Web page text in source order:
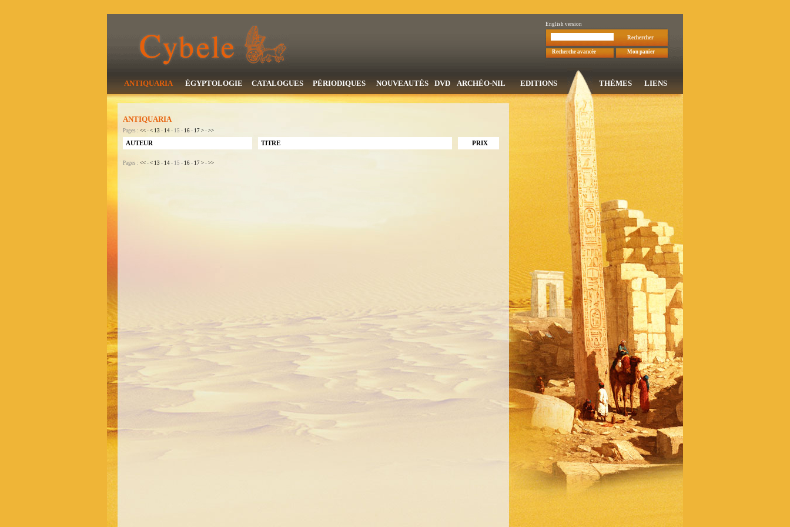
English version
Rechercher
Recherche avancée Mon panier
ANTIQUARIA ÉGYPTOLOGIE CATALOGUES PÉRIODIQUES NOUVEAUTÉS DVD ARCHÉO-NIL EDITIONS THÉMES LIENS
ANTIQUARIA
Pages : << - < 13 - 14 - 15 - 16 - 17 > - >>
AUTEUR TITRE PRIX
Pages : << - < 13 - 14 - 15 - 16 - 17 > - >>